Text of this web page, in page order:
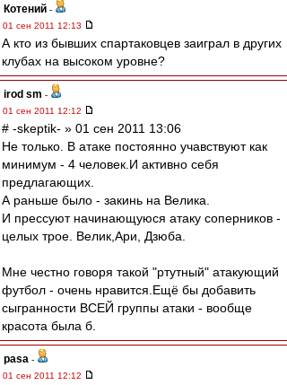
Котений -
01 сен 2011 12:13
А кто из бывших спартаковцев заиграл в других
клубах на высоком уровне?
irod sm -
01 сен 2011 12:12
# -skeptik- » 01 сен 2011 13:06
Не только. В атаке постоянно учавствуют как
минимум - 4 человек.И активно себя
предлагающих.
А раньше было - закинь на Велика.
И прессуют начинающуюся атаку соперников -
целых трое. Велик,Ари, Дзюба.
Мне честно говоря такой "ртутный" атакующий
футбол - очень нравится.Ещё бы добавить
сыгранности ВСЕЙ группы атаки - вообще
красота была б.
pasa -
01 сен 2011 12:12